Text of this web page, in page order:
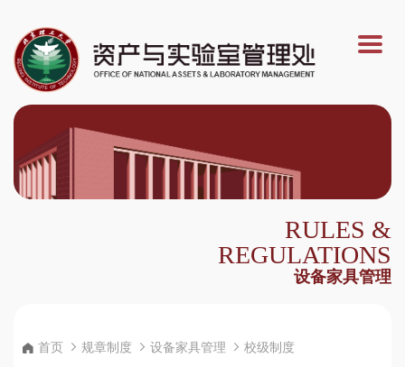
RULES &
REGULATIONS
设备家具管理
首页 规章制度 设备家具管理 校级制度